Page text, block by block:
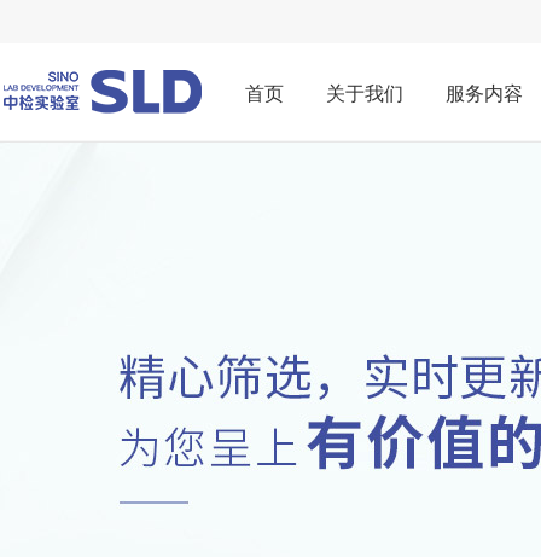
首页 关于我们 服务内容